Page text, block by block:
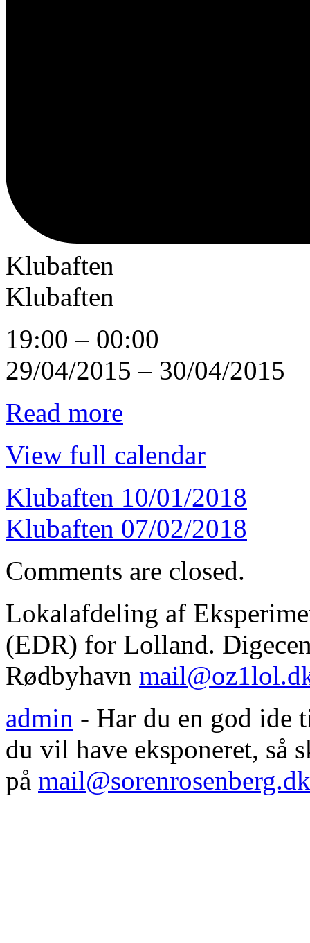
Klubaften
Klubaften
19:00 – 00:00
29/04/2015 – 30/04/2015
Read more
View full calendar
Klubaften 10/01/2018
Klubaften 07/02/2018
Comments are closed.
Lokalafdeling af
(EDR) for Lolland.
Rødbyhavn
admin - Har du en god ide
du vil have eksponeret, så
på mail@sorenrosenberg.dk